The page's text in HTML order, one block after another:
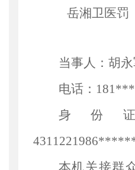
岳湘卫医罚
当事人：胡
电话：
身份
本机关接群